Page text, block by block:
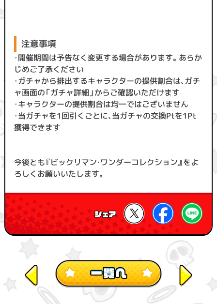
注意事項
・開催期間は予告なく変更する場合があります。あらか
じめご了承ください
・ガチャから排出するキャラクターの提供割合は、ガチ
ャ画面の「ガチャ詳細」からご確認いただけます
・キャラクターの提供割合は均一ではございません
・当ガチャを1回引くごとに、当ガチャの交換Ptを1Pt
獲得できます
今後とも『ビックリマン・ワンダーコレクション』をよ
ろしくお願いいたします。